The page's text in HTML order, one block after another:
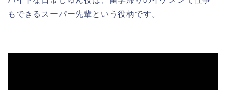
もできるスーパー先輩という役柄です。